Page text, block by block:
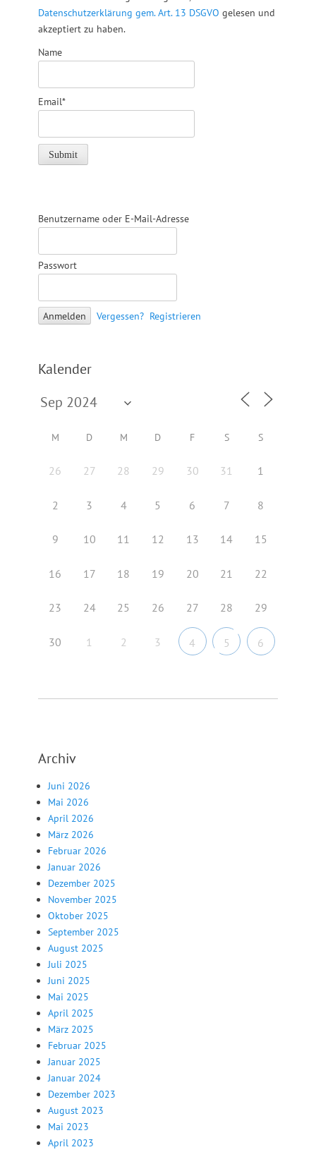
Datenschutzerklärung gem. Art. 13 DSGVO gelesen und
akzeptiert zu haben.
Name
Email*
Benutzername oder E-Mail-Adresse
Passwort
Vergessen? Registrieren
Kalender
M D M D F S S
26 27 28 29 30 31 1
2 3 4 5 6 7 8
9 10 11 12 13 14 15
16 17 18 19 20 21 22
23 24 25 26 27 28 29
30 1 2 3 4 5 6
Archiv
Juni 2026
Mai 2026
April 2026
März 2026
Februar 2026
Januar 2026
Dezember 2025
November 2025
Oktober 2025
September 2025
August 2025
Juli 2025
Juni 2025
Mai 2025
April 2025
März 2025
Februar 2025
Januar 2025
Januar 2024
Dezember 2023
August 2023
Mai 2023
April 2023